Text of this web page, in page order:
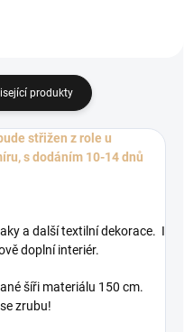
produkty
střižen z role u
s dodáním 10-14 dnů
a další textilní dekorace. I
doplní interiér.
šíři materiálu 150 cm.
zrubu!